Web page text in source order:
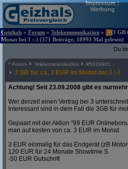
Impressum|
Werbung
Geizhals » Forum » Telekommunikation »
3 GB
Monat bei 3 :-) (371 Beiträge, 18993 Mal gelesen)
Du
^ Forum Telekommunikation #5033901
3 GB für ca. 3 EUR im Monat bei 3 :-)
Achtung! Seit 23.09.2008 gibt es
Wer derzeit einen Vertrag bei 3
Interessant sind in dem Fall die 3GB für
Gepaart mit der Aktion "99 EUR
man auf kosten von ca. 3 EUR im Monat
3 EUR einmalig für das Endgerät (zB
120 EUR für 24 Monate Showtime S
-50 EUR Gutschrift